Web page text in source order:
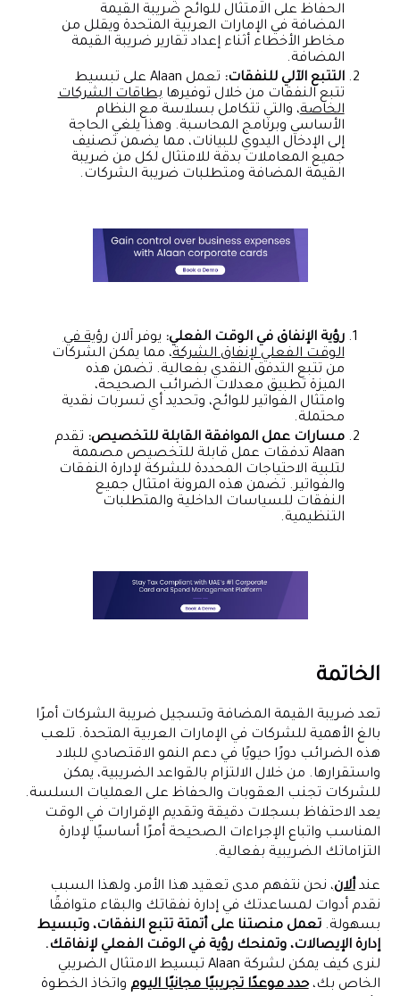
الحفاظ على الامتثال للوائح ضريبة القيمة
المضافة في الإمارات العربية المتحدة ويقلل من
مخاطر الأخطاء أثناء إعداد تقارير ضريبة القيمة
المضافة.
التتبع الآلي للنفقات:
تعمل Alaan على تبسيط
تتبع النفقات من خلال توفيرهابطاقات الشركات
الخاصة، والتي تتكامل بسلاسة مع النظام
الأساسي وبرنامج المحاسبة. وهذا يلغي الحاجة
إلى الإدخال اليدوي للبيانات، مما يضمن تصنيف
جميع المعاملات بدقة للامتثال لكل من ضريبة
القيمة المضافة ومتطلبات ضريبة الشركات.
رؤية الإنفاق في الوقت الفعلي: يوفر آلان رؤية في
الوقت الفعلي لإنفاق الشركة، مما يمكن الشركات
من تتبع التدفق النقدي بفعالية. تضمن هذه
الميزة تطبيق معدلات الضرائب الصحيحة،
وامتثال الفواتير للوائح، وتحديد أي تسربات نقدية
محتملة.
مسارات عمل الموافقة القابلة للتخصيص: تقدم
Alaan تدفقات عمل قابلة للتخصيص مصممة
لتلبية الاحتياجات المحددة للشركة لإدارة النفقات
والفواتير. تضمن هذه المرونة امتثال جميع
النفقات للسياسات الداخلية والمتطلبات
التنظيمية.
الخاتمة
تعد ضريبة القيمة المضافة وتسجيل ضريبة الشركات أمرًا
بالغ الأهمية للشركات في الإمارات العربية المتحدة. تلعب
هذه الضرائب دورًا حيويًا في دعم النمو الاقتصادي للبلاد
واستقرارها. من خلال الالتزام بالقواعد الضريبية، يمكن
للشركات تجنب العقوبات والحفاظ على العمليات السلسة.
يعد الاحتفاظ بسجلات دقيقة وتقديم الإقرارات في الوقت
المناسب واتباع الإجراءات الصحيحة أمرًا أساسيًا لإدارة
التزاماتك الضريبية بفعالية.
عند ألان، نحن نتفهم مدى تعقيد هذا الأمر، ولهذا السبب
نقدم أدوات لمساعدتك في إدارة نفقاتك والبقاء متوافقًا
بسهولة.تعمل منصتنا على أتمتة تتبع النفقات، وتبسيط
إدارة الإيصالات، وتمنحك رؤية في الوقت الفعلي لإنفاقك.
لنرى كيف يمكن لشركة Alaan تبسيط الامتثال الضريبي
الخاص بك،حدد موعدًا تجريبيًا مجانيًا اليوم واتخاذ الخطوة